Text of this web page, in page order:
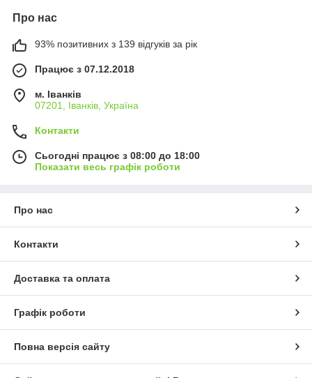
Про нас
93% позитивних з 139 відгуків за рік
Працює з 07.12.2018
м. Іванків
07201, Іванків, Україна
Контакти
Сьогодні працює з 08:00 до 18:00
Показати весь графік роботи
Про нас
Контакти
Доставка та оплата
Графік роботи
Повна версія сайту